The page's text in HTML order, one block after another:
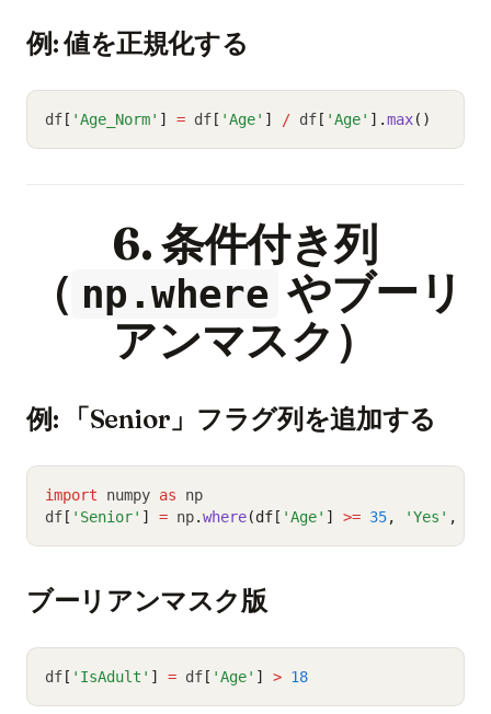
例: 値を正規化する
df [ 'Age_Norm' ] = df [ 'Age' ] / df [ 'Age' ].max()
6. 条件付き列
（ np.where やブーリ
アンマスク）
例: 「Senior」フラグ列を追加する
import numpy as np
df [ 'Senior' ] = np.where(df[ 'Age' ] >= 35, 'Yes' ,
ブーリアンマスク版
df [ 'IsAdult' ] = df [ 'Age' ] > 18